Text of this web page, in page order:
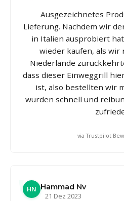
Ausgezeichnetes
Lieferung. Nachdem wir
in Italien ausprobiert
wieder kaufen, als wir
Niederlande
dass dieser Einweggrill
ist, also bestellten wir
wurden schnell und
via Trustpilot
HN Hammad Nv
21 Dez 2023